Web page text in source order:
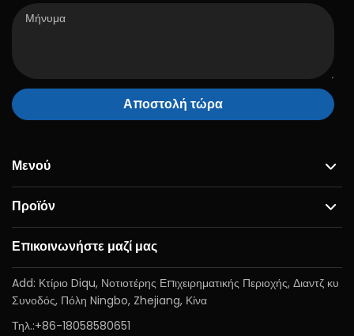
Αποστολή τώρα
Μενού
Προϊόν
Επικοινωνήστε μαζί μας
Add: Κτίριο Diqu, Νοτιοτέρης Επιχειρηματικής Περιοχής, Διαντζ κυ
Συνοδός, Πόλη Ningbo, Zhejiang, Κίνα
Τηλ.:+86-18058580651